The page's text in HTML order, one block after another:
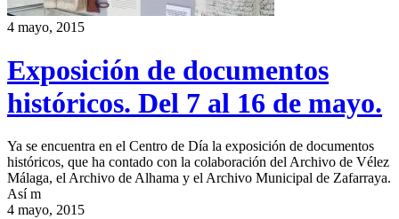
4 mayo, 2015
Exposición de documentos
históricos. Del 7 al 16 de mayo.
Ya se encuentra en el Centro de Día la exposición de documentos
históricos, que ha contado con la colaboración del Archivo de Vélez
Málaga, el Archivo de Alhama y el Archivo Municipal de Zafarraya.
Así m
4 mayo, 2015